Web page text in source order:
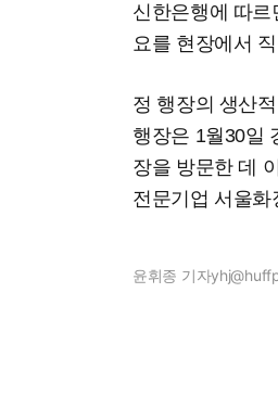
신한은행에 따르
요를 현장에서
정 행장의 생산
행장은 1월30일
장을 방문한 데
전문기업 서울
윤휘종 기자